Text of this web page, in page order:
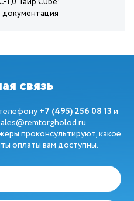
документация
связь
+7 (495) 256 08 13и
.
проконсультируют, какое
оплаты вам доступны.